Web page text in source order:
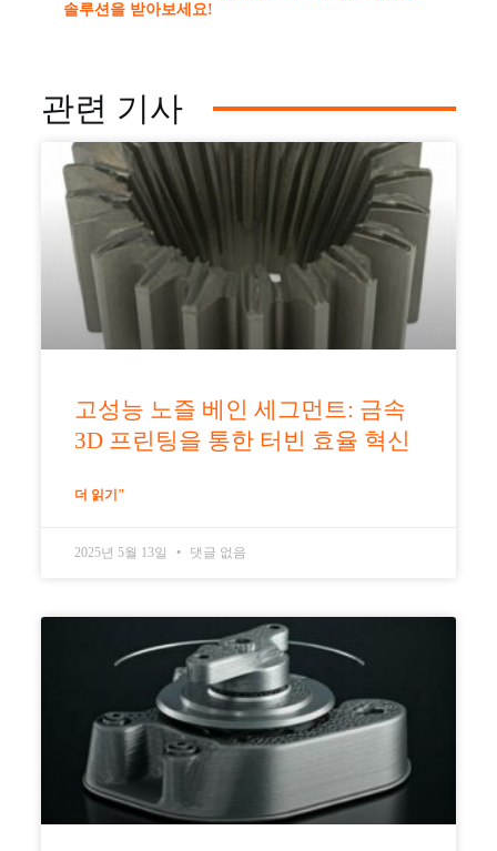
솔루션을 받아보세요!
관련 기사
고성능 노즐 베인 세그먼트: 금속
3D 프린팅을 통한 터빈 효율 혁신
더 읽기"
2025년 5월 13일 댓글 없음